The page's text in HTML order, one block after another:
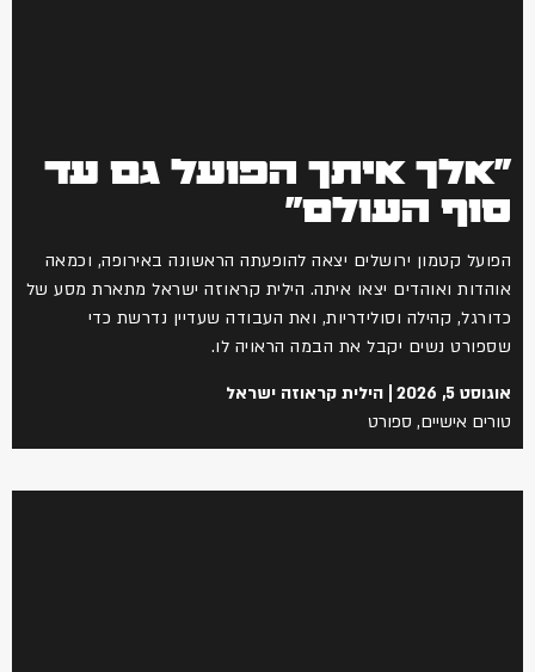
"אלך איתך הפועל גם עד
סוף העולם"
הפועל קטמון ירושלים יצאה להופעתה הראשונה באירופה, וכמאה
אוהדות ואוהדים יצאו איתה. הילית קראוזה ישראל מתארת מסע של
כדורגל, קהילה וסולידריות, ואת העבודה שעדיין נדרשת כדי
שספורט נשים יקבל את הבמה הראויה לו.
אוגוסט 5, 2026
הילית קראוזה ישראל
טורים אישיים, ספורט